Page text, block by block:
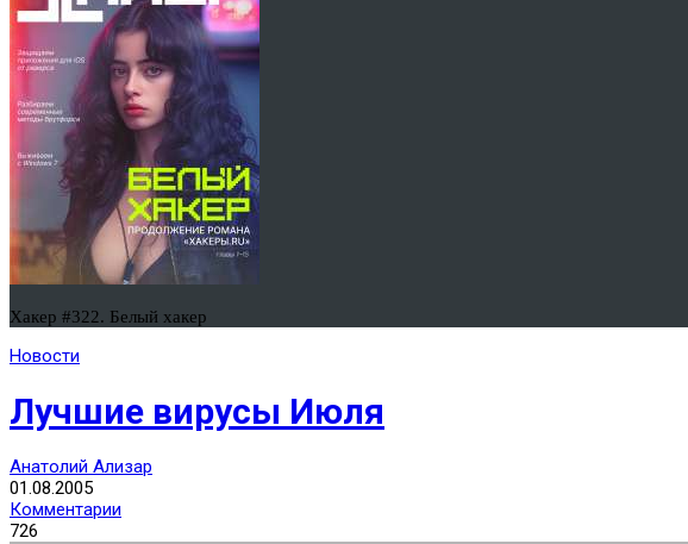
Хакер #322. Белый хакер
Новости
Лучшие вирусы Июля
Анатолий Ализар
01.08.2005
Комментарии
726